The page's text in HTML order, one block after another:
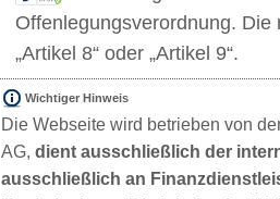
Offenlegungsverordnung. Die
„Artikel 8“ oder „Artikel 9“.
Wichtiger Hinweis
Die Webseite wird betrieben von
AG, dient ausschließlich der
ausschließlich an